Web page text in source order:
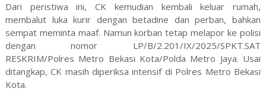
Dari peristiwa ini, CK kemudian kembali keluar rumah,
membalut luka kurir dengan betadine dan perban, bahkan
sempat meminta maaf. Namun korban tetap melapor ke polisi
dengan nomor LP/B/2.201/IX/2025/SPKT.SAT
RESKRIM/Polres Metro Bekasi Kota/Polda Metro Jaya. Usai
ditangkap, CK masih diperiksa intensif di Polres Metro Bekasi
Kota.